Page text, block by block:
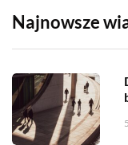
Najnowsze